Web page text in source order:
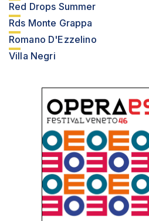
Red Drops Summer
Rds Monte Grappa
Romano D'Ezzelino
Villa Negri